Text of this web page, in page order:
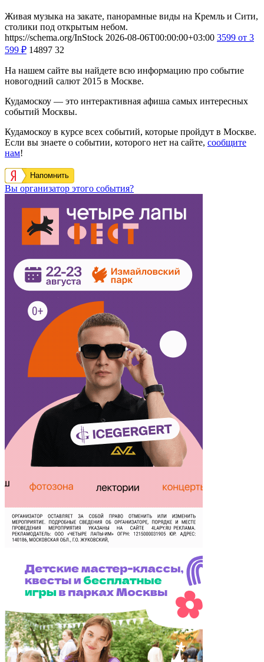
Живая музыка на закате, панорамные виды на Кремль и Сити,
столики под открытым небом.
https://schema.org/InStock 2026-08-06T00:00:00+03:00 3599 от 3
599 ₽ 14897 32
На нашем сайте вы найдете всю информацию про событие
новогодний салют 2015 в Москве.
Кудамоскоу — это интерактивная афиша самых интересных
событий Москвы.
Кудамоскоу в курсе всех событий, которые пройдут в Москве.
Если вы знаете о событии, которого нет на сайте, сообщите
нам!
Напомнить
Вы организатор этого события?